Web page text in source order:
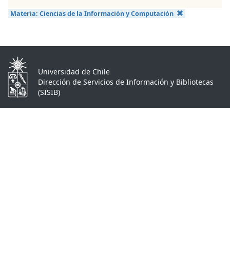
Materia: Ciencias de la Información y Computación
Universidad de Chile
Dirección de Servicios de Información y Bibliotecas
(SISIB)